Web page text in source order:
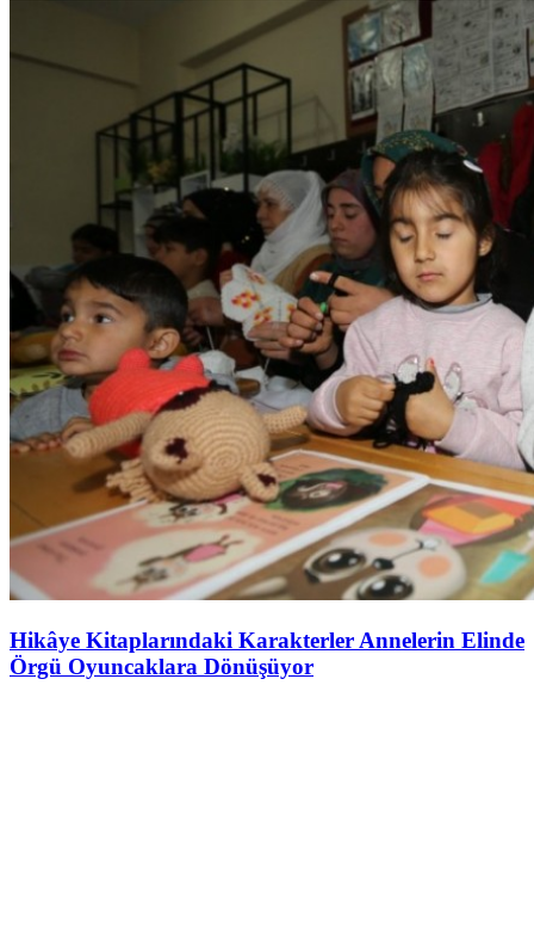
Hikâye Kitaplarındaki Karakterler Annelerin Elinde
Örgü Oyuncaklara Dönüşüyor